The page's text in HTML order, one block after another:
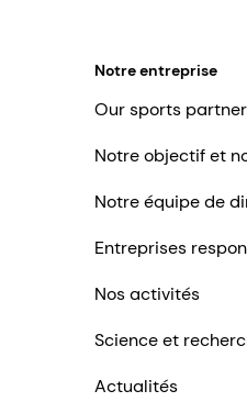
Notre entreprise
Our sports
Notre objectif et
Notre équipe de
Entreprises
Nos activités
Science et
Actualités